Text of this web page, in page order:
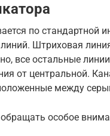
по стандартной
Штриховая
все остальные
от центральной.
между
особое